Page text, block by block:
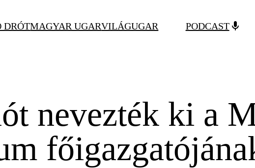
DRÓTMAGYAR UGARVILÁGUGAR PODCAST
nevezték ki a